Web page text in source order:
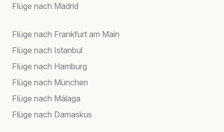
Flüge nach Madrid
Flüge nach Frankfurt am Main
Flüge nach Istanbul
Flüge nach Hamburg
Flüge nach München
Flüge nach Málaga
Flüge nach Damaskus